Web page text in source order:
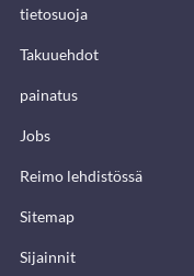
tietosuoja
Takuuehdot
painatus
Jobs
Reimo lehdistössä
Sitemap
Sijainnit